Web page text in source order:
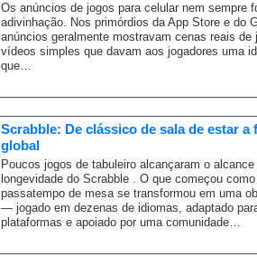
Os anúncios de jogos para celular nem sempre
adivinhação. Nos primórdios da App Store e do
anúncios geralmente mostravam cenas reais
vídeos simples que davam aos jogadores uma
que…
Scrabble: De clássico de sala de estar a
global
Poucos jogos de tabuleiro alcançaram o
longevidade do Scrabble . O que começou
passatempo de mesa se transformou em uma
— jogado em dezenas de idiomas, adaptado
plataformas e apoiado por uma comunidade…